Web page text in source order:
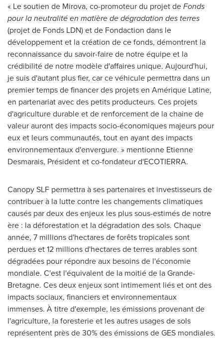
« Le soutien de Mirova, co-promoteur du projet deFonds
pour la neutralité en matière de dégradation des terres
(projet de Fonds LDN) et de Fondaction dans le
développement et la création de ce fonds, démontrent la
reconnaissance du savoir-faire de notre équipe et la
crédibilité de notre modèle d'affaires unique. Aujourd'hui,
je suis d'autant plus fier, car ce véhicule permettra dans un
premier temps de financer des projets en Amérique Latine,
en partenariat avec des petits producteurs. Ces projets
d'agriculture durable et de renforcement de la chaine de
valeur auront des impacts socio-économiques majeurs pour
eux et leurs communautés, tout en ayant des impacts
environnementaux d'envergure. » mentionne Etienne
Desmarais, Président et co-fondateur d'ECOTIERRA.
Canopy SLF permettra à ses partenaires et investisseurs de
contribuer à la lutte contre les changements climatiques
causés par deux des enjeux les plus sous-estimés de notre
ère : la déforestation et la dégradation des sols. Chaque
année, 7 millions d'hectares de forêts tropicales sont
perdues et 12 millions d'hectares de terres arables sont
dégradées pour répondre aux besoins de l'économie
mondiale. C'est l'équivalent de la moitié de la Grande-
Bretagne. Ces deux enjeux sont intimement liés et ont des
impacts sociaux, financiers et environnementaux
immenses. À titre d'exemple, les émissions provenant de
l'agriculture, la foresterie et les autres usages de sols
représentent près de 30% des émissions de GES mondiales.